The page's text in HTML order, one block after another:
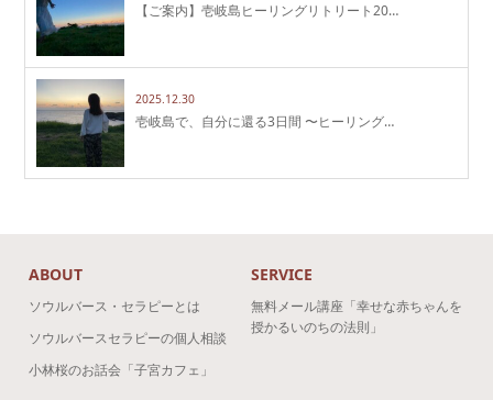
【ご案内】壱岐島ヒーリングリトリート20…
2025.12.30
壱岐島で、自分に還る3日間 〜ヒーリング…
ABOUT
ソウルバース・セラピーとは
ソウルバースセラピーの個人相談
小林桜のお話会「子宮カフェ」
SERVICE
無料メール講座「幸せな赤ちゃんを
授かるいのちの法則」